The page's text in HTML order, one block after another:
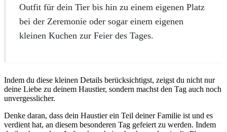
Outfit für dein Tier bis hin zu einem eigenen Platz
bei der Zeremonie oder sogar einem eigenen
kleinen Kuchen zur Feier des Tages.
Indem du diese kleinen Details berücksichtigst, zeigst du nicht nur
deine Liebe zu deinem Haustier, sondern machst den Tag auch noch
unvergesslicher.
Denke daran, dass dein Haustier ein Teil deiner Familie ist und es
verdient hat, an diesem besonderen Tag gefeiert zu werden. Indem